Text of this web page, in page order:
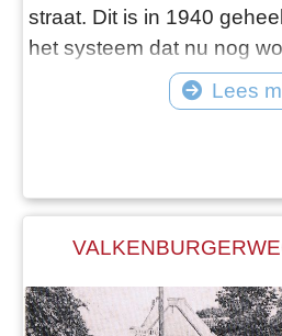
straat. Dit is in 1940
het systeem dat nu nog
Aan de hand van de
wijzigingen zowel in de
Lees